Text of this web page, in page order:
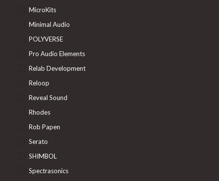
MicroKits
Minimal Audio
POLYVERSE
Pro Audio Elements
Relab Development
Reloop
Reveal Sound
Rhodes
Rob Papen
Serato
SHIMBOL
Spectrasonics